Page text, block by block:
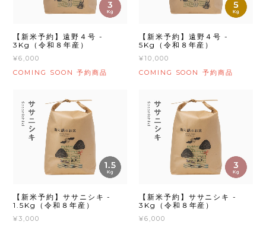
【新米予約】遠野４号 -
3Kg（令和８年産）
¥6,000
COMING SOON
予約商品
【新米予約】遠野４号 -
5Kg（令和８年産）
¥10,000
COMING SOON
予約商品
【新米予約】ササニシキ -
1.5Kg（令和８年産）
¥3,000
【新米予約】ササニシキ -
3Kg（令和８年産）
¥6,000